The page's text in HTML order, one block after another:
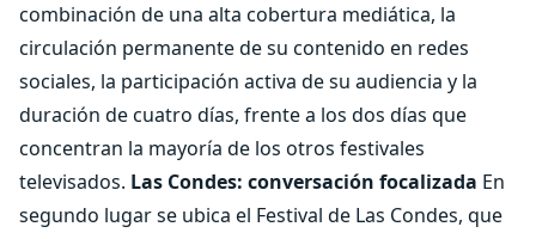
combinación de una alta cobertura mediática, la
circulación permanente de su contenido en redes
sociales, la participación activa de su audiencia y la
duración de cuatro días, frente a los dos días que
concentran la mayoría de los otros festivales
televisados. Las Condes: conversación focalizada En
segundo lugar se ubica el Festival de Las Condes, que